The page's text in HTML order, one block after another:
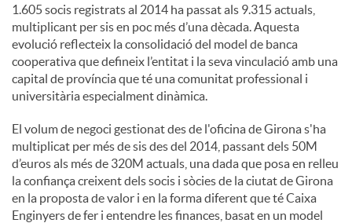
1.605 socis registrats al 2014 ha passat als 9.315 actuals,
multiplicant per sis en poc més d’una dècada. Aquesta
evolució reflecteix la consolidació del model de banca
cooperativa que defineix l’entitat i la seva vinculació amb una
capital de província que té una comunitat professional i
universitària especialment dinàmica.
El volum de negoci gestionat des de l'oficina de Girona s'ha
multiplicat per més de sis des del 2014, passant dels 50M
d’euros als més de 320M actuals, una dada que posa en relleu
la confiança creixent dels socis i sòcies de la ciutat de Girona
en la proposta de valor i en la forma diferent que té Caixa
Enginyers de fer i entendre les finances, basat en un model